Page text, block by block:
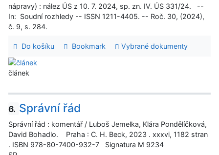
nápravy) : nález ÚS z 10. 7. 2024, sp. zn. IV. ÚS 331/24. --
In: Soudní rozhledy -- ISSN 1211-4405. -- Roč. 30, (2024),
č. 9, s. 284.
Do košíku Bookmark Vybrané dokumenty
článek
6. Správní řád
Správní řád : komentář / Luboš Jemelka, Klára Pondělíčková,
David Bohadlo. Praha : C. H. Beck, 2023 . xxxvi, 1182 stran
. ISBN 978-80-7400-932-7 Signatura M 9234